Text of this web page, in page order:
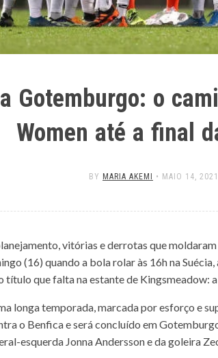
Gotemburgo: o
Women até a final
BY MARIA AKEMI • MAIO 14, 2021
vitórias e derrotas que moldaram
(16) quando a bola rolar às 16h na
título que falta na estante de Kingsmeadow:
longa temporada, marcada por esforço e
o Benfica e será concluído em
esquerda Jonna Andersson e da goleira